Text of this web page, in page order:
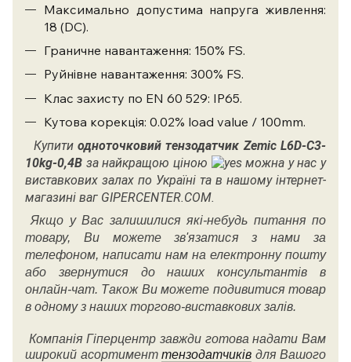
Максимально допустима напруга живлення:
18 (DC).
Граничне навантаження: 150% FS.
Руйнівне навантаження: 300% FS.
Клас захисту по EN 60 529: IP65.
Кутова корекція: 0.02% load value / 100mm.
Купити одноточковий тензодатчик Zemic L6D-C3-
10kg-0,4B за найкращою ціною
можна у нас у
виставкових залах по Україні та в нашому інтернет-
магазині ваг GIPERCENTER.COM.
Якщо у Вас залишилися які-небудь питання по
товару, Ви можете зв'язатися з нами за
телефоном, написати нам на електронну пошту
або звернутися до наших консультантів в
онлайн-чат. Також Ви можете подивитися товар
в одному з наших торгово-виставкових залів.
Компанія Гіперцентр завжди готова надати Вам
широкий асортимент тензодатчиків для Вашого